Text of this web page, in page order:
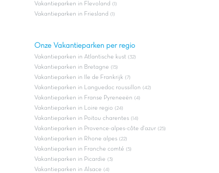
Vakantieparken in Flevoland (1)
Vakantieparken in Friesland (1)
Onze Vakantieparken per regio
Vakantieparken in Atlantische kust (32)
Vakantieparken in Bretagne (15)
Vakantieparken in Ile de Frankrijk (7)
Vakantieparken in Languedoc roussillon (42)
Vakantieparken in Franse Pyreneeën (4)
Vakantieparken in Loire regio (24)
Vakantieparken in Poitou charentes (14)
Vakantieparken in Provence-alpes-côte d'azur (25)
Vakantieparken in Rhone alpes (22)
Vakantieparken in Franche comté (5)
Vakantieparken in Picardie (3)
Vakantieparken in Alsace (4)